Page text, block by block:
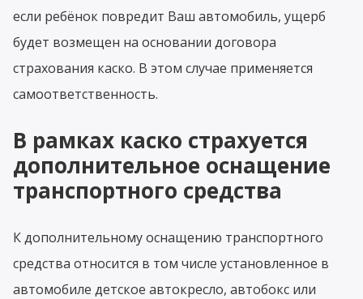
если ребёнок повредит Ваш автомобиль, ущерб
будет возмещен на основании договора
страхования каско. В этом случае применяется
самоответственность.
В рамках каско страхуется
дополнительное оснащение
транспортного средства
К дополнительному оснащению транспортного
средства относится в том числе установленное в
автомобиле детское автокресло, автобокс или